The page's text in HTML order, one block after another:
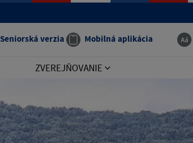
Seniorská verzia Mobilná aplikácia
ZVEREJŇOVANIE